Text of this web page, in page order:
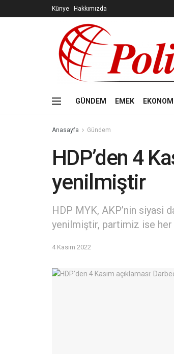
Künye Hakkımızda
GÜNDEM EMEK
Anasayfa Gündem
HDP’den 4
yenilmiştir
HDP MYK, AKP’nin siyasi
yenilmiştir, partimiz ise her
4 Kasım 2022